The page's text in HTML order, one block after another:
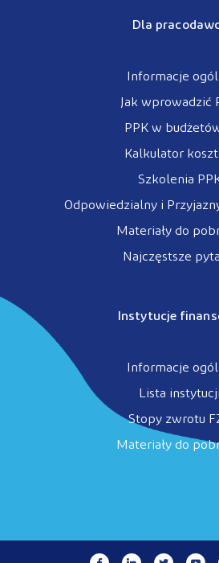
Dla
Informacje
Jak wprowadzić
PPK w
Kalkulator
Szkolenia
Odpowiedzialny i
Materiały do
Najczęstsze
Instytucje
Informacje
Lista instytucji
Stopy zwrotu
Materiały do